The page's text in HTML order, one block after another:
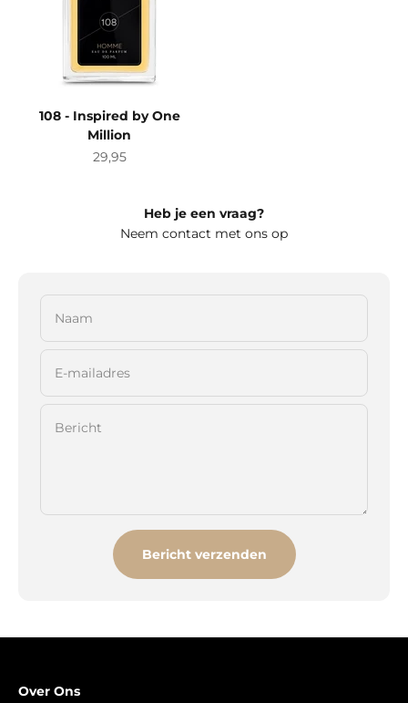
108 - Inspired by One
Million
Aanbiedingsprijs
29,95
Heb je een vraag?
Neem contact met ons op
Naam
E-mailadres
Bericht
Bericht verzenden
Over Ons